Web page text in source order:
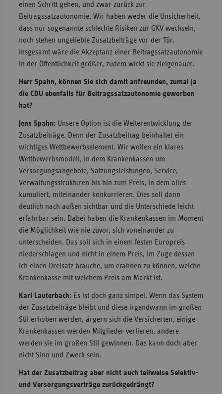
einen Schritt gehen, und zwar zurück zur
Beitragssatzautonomie. Wir haben weder die Unsicherheit,
dass nur sogenannte schlechte Risiken zur GKV wechseln,
noch stehen ungeliebte Zusatzbeiträge vor der Tür.
Insgesamt wäre die Akzeptanz einer Beitragssatzautonomie
in der Öffentlichkeit größer, zudem wirkt sie zielgenauer.
Herr Spahn, können Sie sich damit anfreunden, zumal ja
die CDU ebenfalls für Beitragssatzautonomie geworben
hat?
Jens Spahn:Unsere Option ist die Weiterentwicklung der
Zusatzbeiträge. Denn der Zusatzbeitrag beinhaltet ein
wichtiges Wettbewerbselement. Wir wollen ein klares
Wettbewerbsmodell, in dem Krankenkassen um
Versorgungsangebote, Satzungsleistungen, Service,
Verwaltungsstrukturen bis hin zum Preis, in dem alles
kumuliert, miteinander konkurrieren. Dies soll dann
deutlich nach außen sichtbar und die Unterschiede leicht
erfahrbar sein. Dabei haben die Krankenkassen im Moment
die Möglichkeit wie nie zuvor, sich voneinander zu
unterscheiden. Das soll sich in einem festen Europreis
niederschlagen und nicht in einem Preis, im Zuge dessen
ich einen Dreisatz brauche, um erahnen zu können, welche
Krankenkasse mit welchem Preis am Markt ist.
Karl Lauterbach:Es ist doch ganz simpel. Wenn das System
der Zusatzbeiträge bleibt und diese irgendwann im großen
Stil erhoben werden, ärgern sich die Versicherten, einige
Krankenkassen werden Mitglieder verlieren, andere
werden sie im großen Stil gewinnen. Das kann doch aber
nicht Sinn und Zweck sein.
Hat der Zusatzbeitrag aber nicht auch teilweise Selektiv-
und Versorgungsverträge zurückgedrängt?